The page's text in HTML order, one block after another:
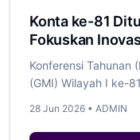
Konta ke-81
Fokuskan
Generasi Muda
Konferensi Tahunan
(GMI) Wilayah I ke-
28 Jun 2026 • ADMIN